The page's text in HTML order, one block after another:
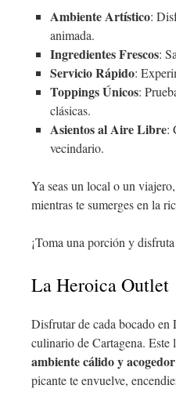
Ambiente Artístico:
animada.
Ingredientes Frescos:
Servicio Rápido:
Toppings Únicos:
clásicas.
Asientos al Aire Libre:
vecindario.
Ya seas un local o un
mientras te sumerges en la
¡Toma una porción y
La Heroica Outlet
Disfrutar de cada bocado
culinario de Cartagena. Este
ambiente cálido y acogedor
picante te envuelve,